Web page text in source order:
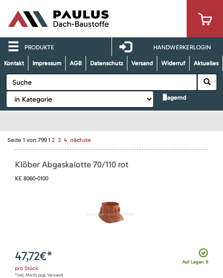
PRODUKTE HANDWERKERLOGIN
Kontakt Impressum AGB Datenschutz Versand Widerruf Aktuelles
lagernd
Seite 1 von 799 1 2 3 4 nächste
Klöber Abgaskalotte 70/110 rot
KE 8060-0100
Auf Lager: 9
47,72€*
pro Stück
*inkl. MwSt zzgl. Versand